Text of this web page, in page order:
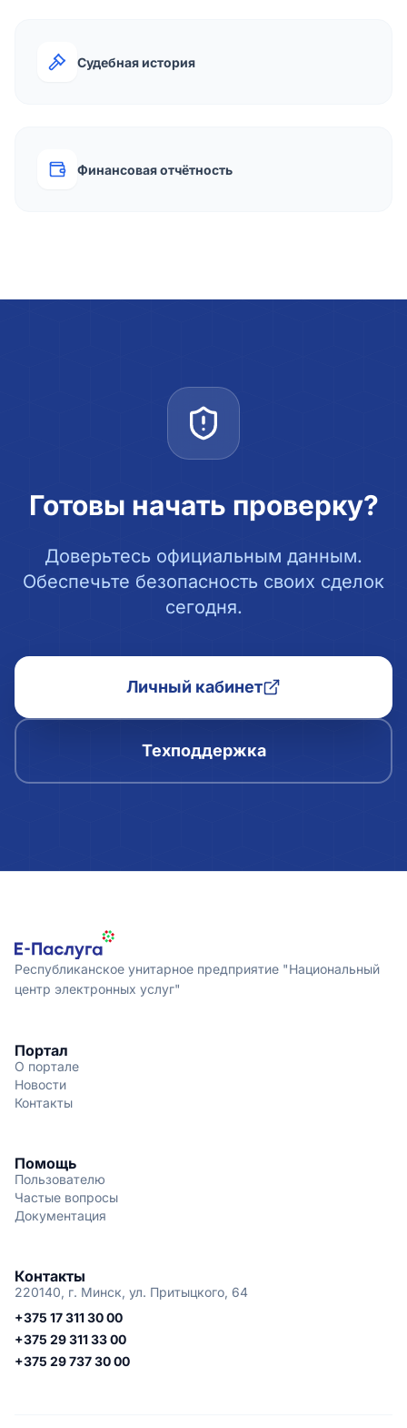
Судебная история
Финансовая отчётность
Готовы начать проверку?
Доверьтесь официальным данным.
Обеспечьте безопасность своих сделок
сегодня.
Личный кабинет
Техподдержка
Республиканское унитарное предприятие "Национальный
центр электронных услуг"
Портал
О портале
Новости
Контакты
Помощь
Пользователю
Частые вопросы
Документация
Контакты
220140, г. Минск, ул. Притыцкого, 64
+375 17 311 30 00
+375 29 311 33 00
+375 29 737 30 00